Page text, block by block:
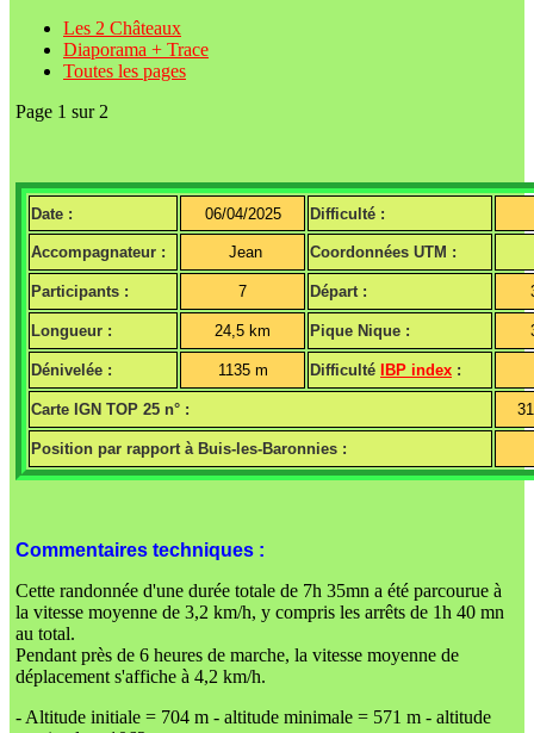
Les 2 Châteaux
Diaporama + Trace
Toutes les pages
Page 1 sur 2
Date : 06/04/2025 Difficulté :
Accompagnateur : Jean Coordonnées UTM :
Participants : 7 Départ :
Longueur : 24,5 km Pique Nique :
Dénivelée : 1135 m Difficulté IBP index :
Carte IGN TOP 25 n° :
Position par rapport à Buis-les-Baronnies :
Commentaires techniques :
Cette randonnée d'une durée totale de 7h 35mn a été parcourue à
la vitesse moyenne de 3,2 km/h, y compris les arrêts de 1h 40 mn
au total.
Pendant près de 6 heures de marche, la vitesse moyenne de
déplacement s'affiche à 4,2 km/h.
- Altitude initiale = 704 m - altitude minimale = 571 m - altitude